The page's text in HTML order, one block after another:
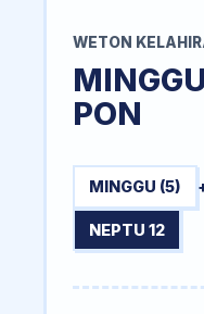
WETON
MINGGU
PON
MINGGU (5)
NEPTU 12